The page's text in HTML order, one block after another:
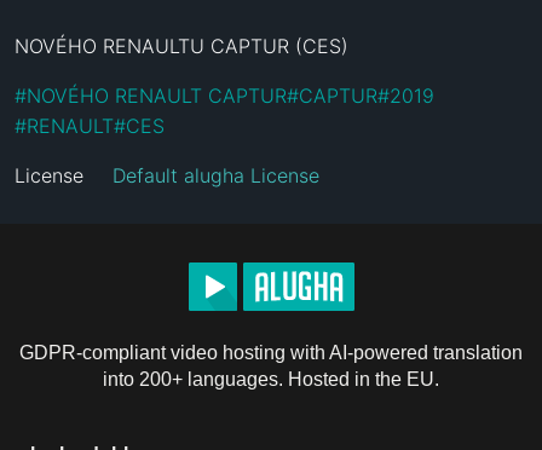
NOVÉHO RENAULTU CAPTUR (CES)
#NOVÉHO RENAULT CAPTUR#CAPTUR#2019
#RENAULT#CES
License Default alugha License
GDPR-compliant video hosting with AI-powered translation
into 200+ languages. Hosted in the EU.